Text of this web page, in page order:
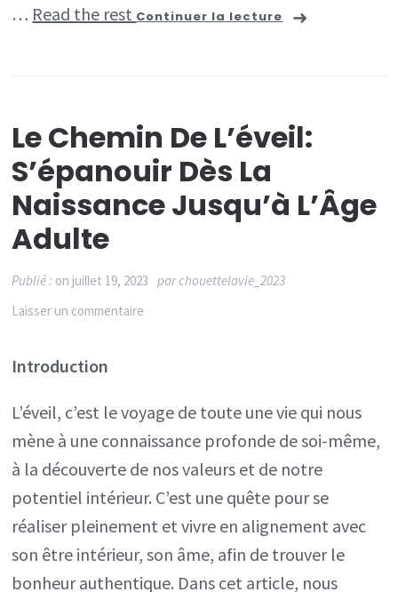
généalogie
… Read the rest Continuer la lecture
Le Chemin De L’éveil:
S’épanouir Dès La
Naissance Jusqu’à L’Âge
Adulte
Publié : on juillet 19, 2023 parchouettelavie_2023
Laisser un commentaire
l’éveil:
S’épanouir
dès
la
Naissance
jusqu’à
Introduction
L’éveil, c’est le voyage de toute une vie qui nous
mène à une connaissance profonde de soi-même,
à la découverte de nos valeurs et de notre
potentiel intérieur. C’est une quête pour se
réaliser pleinement et vivre en alignement avec
son être intérieur, son âme, afin de trouver le
bonheur authentique. Dans cet article, nous